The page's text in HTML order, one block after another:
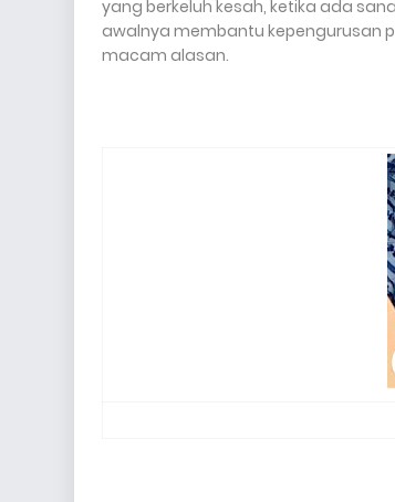
yang berkeluh kesah, ketika ada
awalnya membantu kepengurusan
macam alasan.